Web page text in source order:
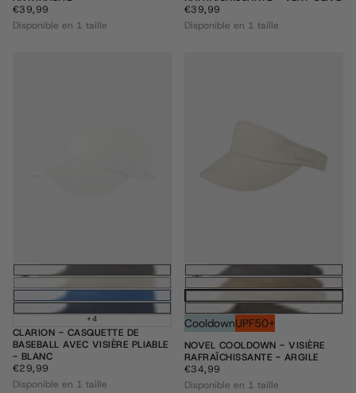
€39,99
PRIX
RÉGULIER
€39,99
Disponible en 1 taille
€39,99
PRIX
RÉGULIER
€39,99
Disponible en 1 taille
Ajouter au panier
+4
CLARION - CASQUETTE DE
BASEBALL AVEC VISIÈRE PLIABLE
- BLANC
€29,99
PRIX
RÉGULIER
€29,99
Disponible en 1 taille
Ajouter au
CooldownUPF50+
NOVEL COOLDOWN - VISIÈRE
RAFRAÎCHISSANTE - ARGILE
€34,99
PRIX
RÉGULIER
€34,99
Disponible en 1 taille